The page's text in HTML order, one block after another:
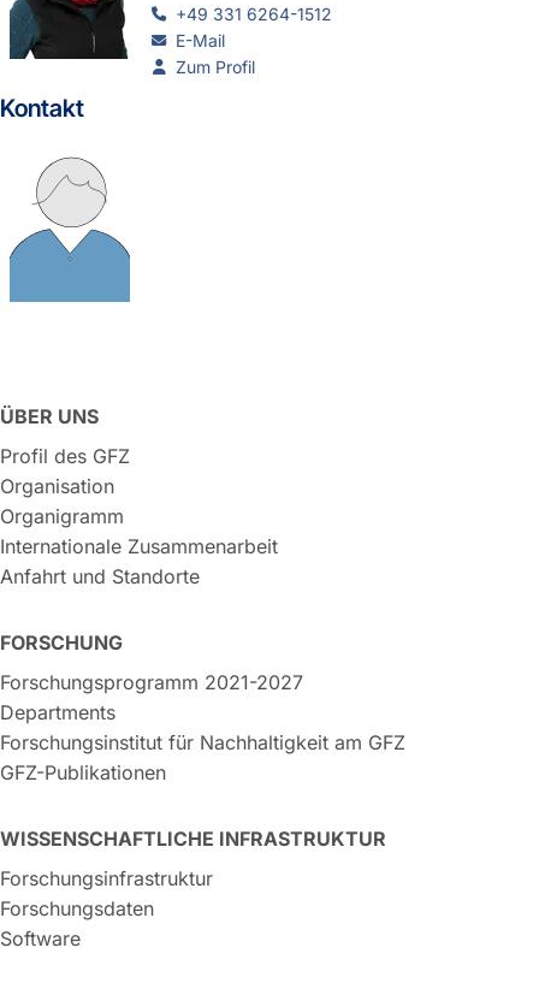
+49 331 6264-1512
E-Mail
Zum Profil
Kontakt
ÜBER UNS
Profil des GFZ
Organisation
Organigramm
Internationale Zusammenarbeit
Anfahrt und Standorte
FORSCHUNG
Forschungsprogramm 2021-2027
Departments
Forschungsinstitut für Nachhaltigkeit am GFZ
GFZ-Publikationen
WISSENSCHAFTLICHE INFRASTRUKTUR
Forschungsinfrastruktur
Forschungsdaten
Software